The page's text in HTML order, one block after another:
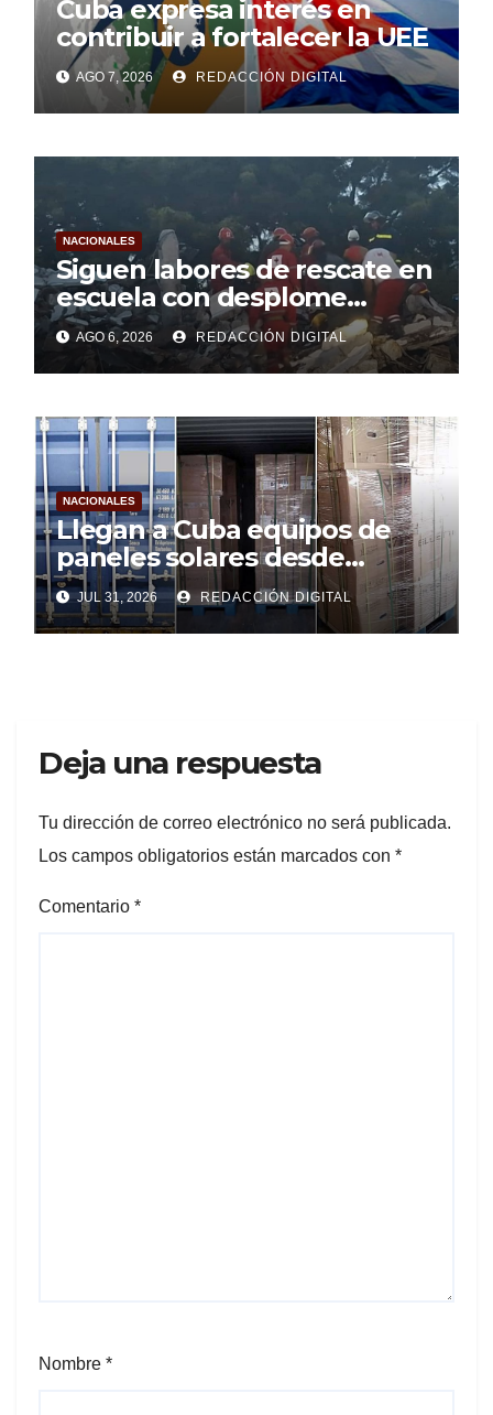
Cuba expresa interés en
contribuir a fortalecer la UEE
AGO 7, 2026 REDACCIÓN DIGITAL
NACIONALES
Siguen labores de rescate en
escuela con desplome
parcial en Cuba
AGO 6, 2026 REDACCIÓN DIGITAL
NACIONALES
Llegan a Cuba equipos de
paneles solares desde
Argentina
JUL 31, 2026 REDACCIÓN DIGITAL
Deja una respuesta
Tu dirección de correo electrónico no será publicada.
Los campos obligatorios están marcados con *
Comentario *
Nombre *